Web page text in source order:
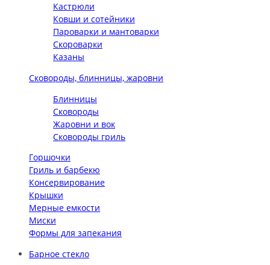
Кастрюли
Ковши и сотейники
Пароварки и мантоварки
Скороварки
Казаны
Сковороды, блинницы, жаровни
Блинницы
Сковороды
Жаровни и вок
Сковороды гриль
Горшочки
Гриль и барбекю
Консервирование
Крышки
Мерные емкости
Миски
Формы для запекания
Барное стекло